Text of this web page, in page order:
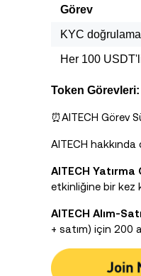
Görev
KYC
Her 100
Token Görevleri:
⏰AITECH Görev
AITECH
AITECH Yatırma
etkinliğine bir kez
AITECH Alım-
+ satım) için 200